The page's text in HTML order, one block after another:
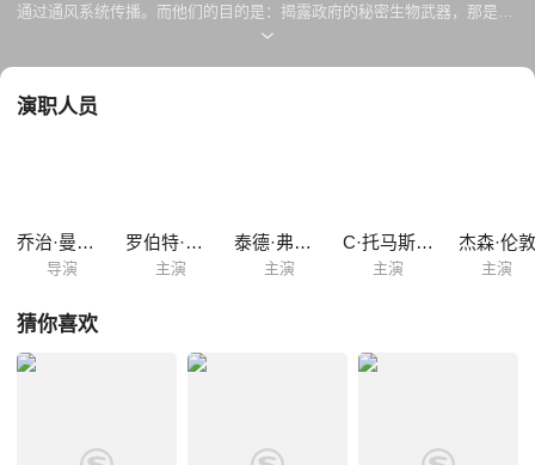
通过通风系统传播。而他们的目的是：揭露政府的秘密生物武器，那是一
种致命的病毒。它能立即攻击人的肾上腺系统，使吸入这种有毒气体的人
一组未被病毒感染的员工必须连合起来，为了自己的生命而战斗。感染者
演职人员
乔治·曼多陆
导演
罗伯特·卡拉丁
主演
泰德·弗格森
主演
C·托马斯·豪威尔
主演
杰森·伦敦
主演
猜你喜欢